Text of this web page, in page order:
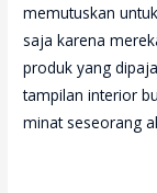
memutuskan
saja karena
produk yang
tampilan interior
minat seseorang